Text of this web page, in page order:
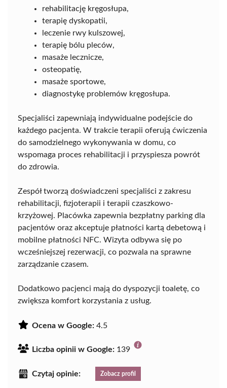
rehabilitację kręgosłupa,
terapię dyskopatii,
leczenie rwy kulszowej,
terapię bólu pleców,
masaże lecznicze,
osteopatię,
masaże sportowe,
diagnostykę problemów kręgosłupa.
Specjaliści zapewniają indywidualne podejście do
każdego pacjenta. W trakcie terapii oferują ćwiczenia
do samodzielnego wykonywania w domu, co
wspomaga proces rehabilitacji i przyspiesza powrót
do zdrowia.
Zespół tworzą doświadczeni specjaliści z zakresu
rehabilitacji, fizjoterapii i terapii czaszkowo-
krzyżowej. Placówka zapewnia bezpłatny parking dla
pacjentów oraz akceptuje płatności kartą debetową i
mobilne płatności NFC. Wizyta odbywa się po
wcześniejszej rezerwacji, co pozwala na sprawne
zarządzanie czasem.
Dodatkowo pacjenci mają do dyspozycji toaletę, co
zwiększa komfort korzystania z usług.
Ocena w Google: 4.5
Liczba opinii w Google: 139
Czytaj opinie: Zobacz profil